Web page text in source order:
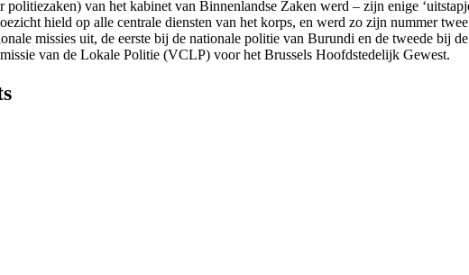
van het kabinet van Binnenlandse Zaken werd – zijn enige
hield op alle centrale diensten van het korps, en werd zo zijn nummer
missies uit, de eerste bij de nationale politie van Burundi en de tweede bij
van de Lokale Politie (VCLP) voor het Brussels Hoofdstedelijk Gewest.